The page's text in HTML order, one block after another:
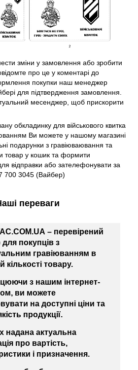
зміни у замовлення або зробити
про це у коментарі до
покупки наш менеджер
для підтвердження замовлення.
месенджер, щоб прискорити
обкладинку для військового квитка
Ви можете у нашому магазині
подарунки з гравіюваювання та
товар у кошик та формити
відправки або зателефонувати за
700 3045 (Вайбер)
переваги
– перевірений
покупців з
гравіюванням в
кількості товару.
з нашим інтернет-
ви можете
на доступні ціни та
продукції.
надана актуальна
про вартість,
і призначення.